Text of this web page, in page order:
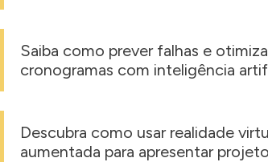
Saiba como prever falhas e
cronogramas com inteligência
Descubra como usar realidade
aumentada para apresentar